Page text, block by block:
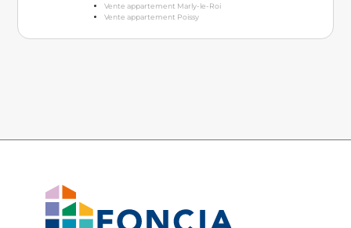
Vente appartement Marly-le-Roi
Vente appartement Poissy